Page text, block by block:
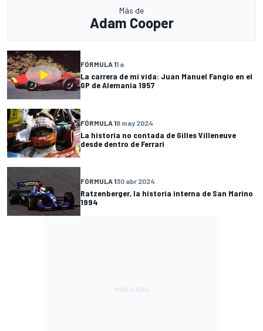
Más de
Adam Cooper
FÓRMULA 11 a
La carrera de mi vida: Juan Manuel Fangio en el
GP de Alemania 1957
FÓRMULA 18 may 2024
La historia no contada de Gilles Villeneuve
desde dentro de Ferrari
FÓRMULA 130 abr 2024
Ratzenberger, la historia interna de San Marino
1994